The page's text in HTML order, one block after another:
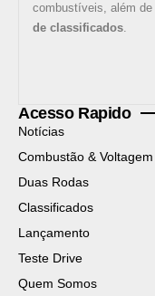
combustíveis, além de
de classificados.
Acesso Rapido
Notícias
Combustão & Voltagem
Duas Rodas
Classificados
Lançamento
Teste Drive
Quem Somos